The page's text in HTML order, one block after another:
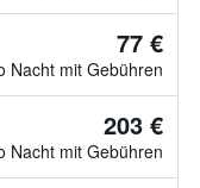
77 €
Nacht mit Gebühren
203 €
Nacht mit Gebühren